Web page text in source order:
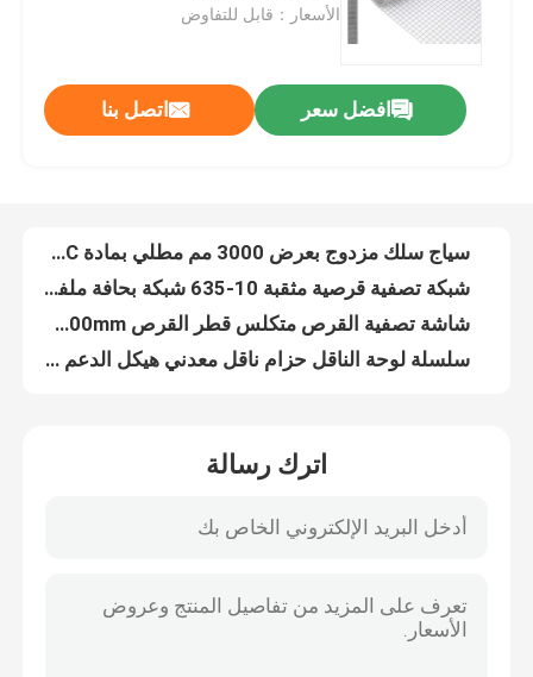
حولنا
مراقبة الجودة
اتصل بنا
القضايا
الأسعار：قابل للتفاوض
افضل سعر اتصل بنا
حزام ناقل معدني من الفولاذ الخفيف مقوى بحزام ناقل بسلسلة SS
سلسلة لوحة الناقل حزام ناقل معدني هيكل الدعم الذاتي
0.5um - 200um ورقة قرص تصفية شبكة الفولاذ المقاوم للصدأ 304
الأسلاك الشائكة تويست واحدة من 1.8 مم إلى 3.0 مم قطر السلك
حزام ناقل سلم متعدد الاستخدامات من الفولاذ الكربوني والفولاذ المجلفن
اترك رسالة